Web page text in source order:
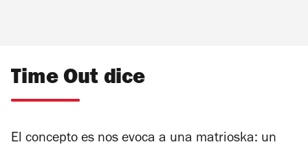
Time Out dice
El concepto es nos evoca a una matrioska: un